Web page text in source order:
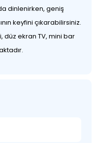
dinlenirken, geniş
keyfini çıkarabilirsiniz.
düz ekran TV, mini bar